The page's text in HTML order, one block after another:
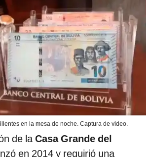
en la mesa de noche. Captura de video.
de laCasa Grande del
en 2014 y requirió una